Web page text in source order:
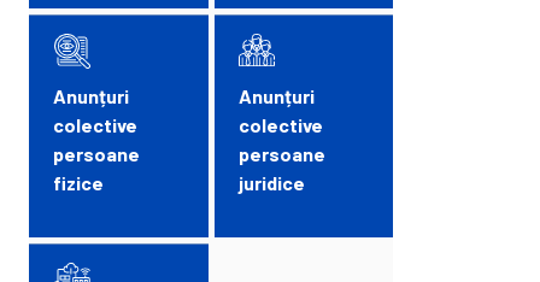
Anunțuri
colective
persoane
fizice
Anunțuri
colective
persoane
juridice